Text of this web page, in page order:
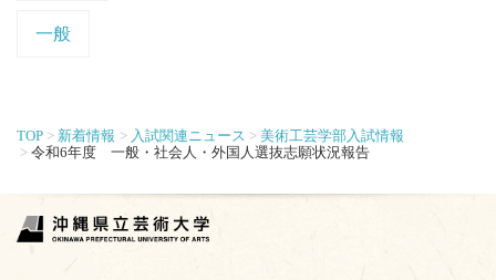
一般
TOP 新着情報 入試関連ニュース
美術工芸学部入試情報
令和6年度 一般・社会人・外国人選抜志願状況報告